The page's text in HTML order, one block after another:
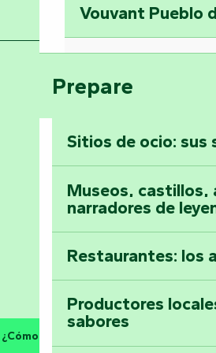
Suba a lo alto de
Vouvant Pueblo
Toda la agenda
Prepare
Sitios de ocio: sus
Museos, castillos,
narradores de
Restaurantes: los
Productores
sabores
¿Cómo llegar?